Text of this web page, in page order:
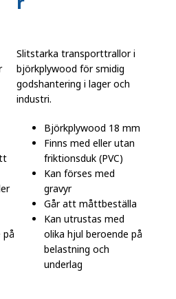
på
Slitstarka transporttrallor i
björkplywood för smidig
godshantering i lager och
industri.
Björkplywood 18 mm
Finns med eller utan
friktionsduk (PVC)
Kan förses med
gravyr
Går att måttbeställa
Kan utrustas med
olika hjul beroende på
belastning och
underlag